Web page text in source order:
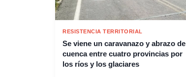
RESISTENCIA TERRITORIAL
Se viene un caravanazo y abrazo de
cuenca entre cuatro provincias por
los ríos y los glaciares